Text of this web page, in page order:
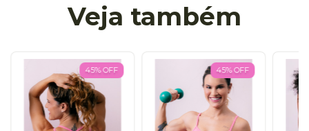
Veja também
45%OFF 45%OFF